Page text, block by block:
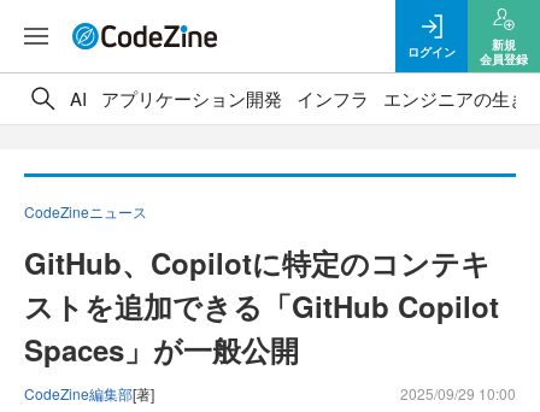
ログイン
新規
会員登録
AI アプリケーション開発 インフラ エンジニアの生き
CodeZineニュース
GitHub、Copilotに特定のコンテキ
ストを追加できる「GitHub Copilot
Spaces」が一般公開
CodeZine編集部[著] 2025/09/29 10:00